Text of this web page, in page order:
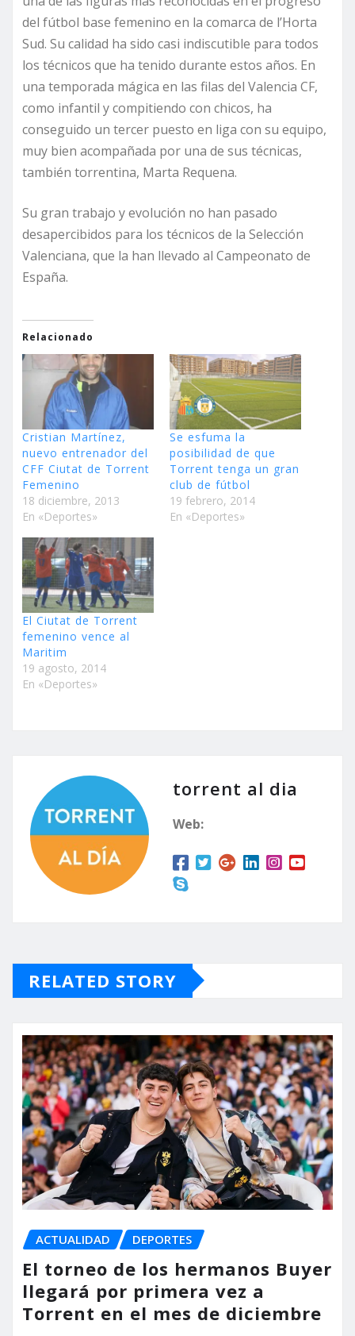
del fútbol base femenino en la comarca de l’Horta
Sud. Su calidad ha sido casi indiscutible para todos
los técnicos que ha tenido durante estos años. En
una temporada mágica en las filas del Valencia CF,
como infantil y compitiendo con chicos, ha
conseguido un tercer puesto en liga con su equipo,
muy bien acompañada por una de sus técnicas,
también torrentina, Marta Requena.
Su gran trabajo y evolución no han pasado
desapercibidos para los técnicos de la Selección
Valenciana, que la han llevado al Campeonato de
España.
Relacionado
Cristian Martínez,
nuevo entrenador del
CFF Ciutat de Torrent
Femenino
18 diciembre, 2013
En «Deportes»
Se esfuma la
posibilidad de que
Torrent tenga un gran
club de fútbol
19 febrero, 2014
En «Deportes»
El Ciutat de Torrent
femenino vence al
Maritim
19 agosto, 2014
En «Deportes»
torrent al dia
Web:
RELATED STORY
ACTUALIDAD DEPORTES
El torneo de los hermanos Buyer
llegará por primera vez a
Torrent en el mes de diciembre